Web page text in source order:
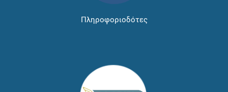
Πληροφοριοδότες